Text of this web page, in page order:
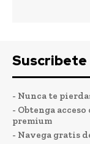
Suscribete
- Nunca te
- Obtenga
premium
- Navega gratis